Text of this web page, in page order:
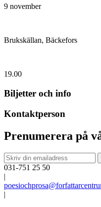
9 november
Brukskällan, Bäckefors
19.00
Biljetter och info
Kontaktperson
Prenumerera på
031-751 25 50
|
|